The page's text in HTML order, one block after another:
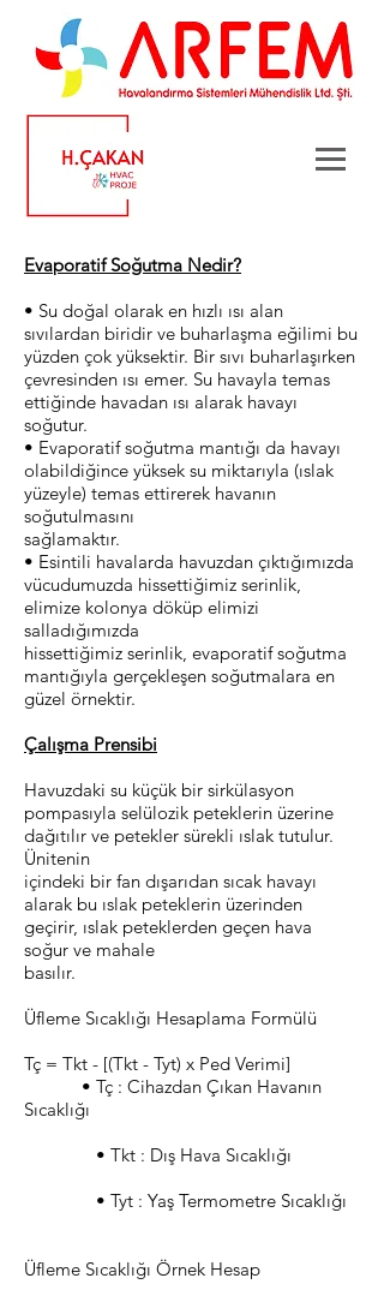
Evaporatif Soğutma Nedir?
• Su doğal olarak en hızlı ısı alan
sıvılardan biridir ve buharlaşma eğilimi bu
yüzden çok yüksektir. Bir sıvı buharlaşırken
çevresinden ısı emer. Su havayla temas
ettiğinde havadan ısı alarak havayı
soğutur.
• Evaporatif soğutma mantığı da havayı
olabildiğince yüksek su miktarıyla (ıslak
yüzeyle) temas ettirerek havanın
soğutulmasını
sağlamaktır.
• Esintili havalarda havuzdan çıktığımızda
vücudumuzda hissettiğimiz serinlik,
elimize kolonya döküp elimizi
salladığımızda
hissettiğimiz serinlik, evaporatif soğutma
mantığıyla gerçekleşen soğutmalara en
güzel örnektir.
Çalışma Prensibi
Havuzdaki su küçük bir sirkülasyon
pompasıyla selülozik peteklerin üzerine
dağıtılır ve petekler sürekli ıslak tutulur.
Ünitenin
içindeki bir fan dışarıdan sıcak havayı
alarak bu ıslak peteklerin üzerinden
geçirir, ıslak peteklerden geçen hava
soğur ve mahale
basılır.
Üfleme Sıcaklığı Hesaplama Formülü
Tç = Tkt - [(Tkt - Tyt) x Ped Verimi]
• Tç : Cihazdan Çıkan Havanın
Sıcaklığı
• Tkt : Dış Hava Sıcaklığı
• Tyt : Yaş Termometre Sıcaklığı
Üfleme Sıcaklığı Örnek Hesap